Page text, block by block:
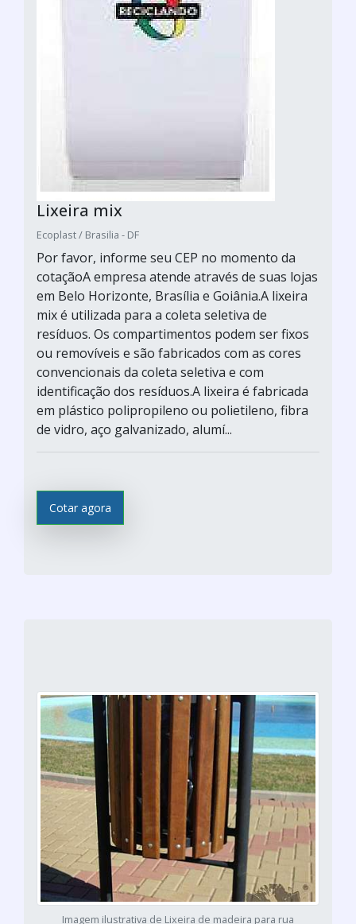
Lixeira mix
Ecoplast / Brasilia - DF
Por favor, informe seu CEP no momento da
cotaçãoA empresa atende através de suas lojas
em Belo Horizonte, Brasília e Goiânia.A lixeira
mix é utilizada para a coleta seletiva de
resíduos. Os compartimentos podem ser fixos
ou removíveis e são fabricados com as cores
convencionais da coleta seletiva e com
identificação dos resíduos.A lixeira é fabricada
em plástico polipropileno ou polietileno, fibra
de vidro, aço galvanizado, alumí...
Cotar agora
Imagem ilustrativa de Lixeira de madeira para rua